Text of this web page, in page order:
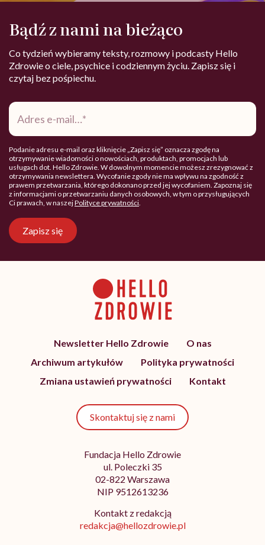
Bądź z nami na bieżąco
Co tydzień wybieramy teksty, rozmowy i podcasty Hello
Zdrowie o ciele, psychice i codziennym życiu. Zapisz się i
czytaj bez pośpiechu.
Adres
mail*
Podanie adresu e-mail oraz kliknięcie „Zapisz się” oznacza zgodę na
otrzymywanie wiadomości o nowościach, produktach, promocjach lub
usługach dot. Hello Zdrowie. W dowolnym momencie możesz zrezygnować z
otrzymywania newslettera. Wycofanie zgody nie ma wpływu na zgodność z
prawem przetwarzania, którego dokonano przed jej wycofaniem. Zapoznaj się
z informacjami o przetwarzaniu danych osobowych, w tym o przysługujących
Ci prawach, w naszejPolityce prywatności.
Zapisz się
Newsletter Hello Zdrowie
O nas
Archiwum artykułów
Polityka prywatności
Zmiana ustawień prywatności
Kontakt
Skontaktuj się z nami
Fundacja Hello Zdrowie
ul. Poleczki 35
02-822 Warszawa
NIP 9512613236
Kontakt z redakcją
redakcja@hellozdrowie.pl